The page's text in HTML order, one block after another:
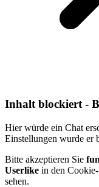
Inhalt blockiert -
Hier würde ein Chat
Einstellungen wurde er
Bitte akzeptieren Sie
Userlike in den
sehen.